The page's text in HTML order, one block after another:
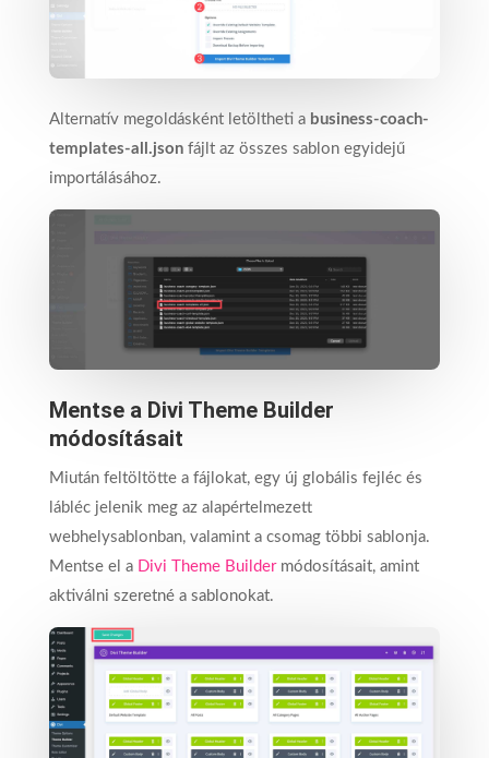
Alternatív megoldásként letöltheti a business-coach-
templates-all.jsonfájlt az összes sablon egyidejű
importálásához.
Mentse a Divi Theme Builder
módosításait
Miután feltöltötte a fájlokat, egy új globális fejléc és
lábléc jelenik meg az alapértelmezett
webhelysablonban, valamint a csomag többi sablonja.
Mentse el a Divi Theme Buildermódosításait, amint
aktiválni szeretné a sablonokat.